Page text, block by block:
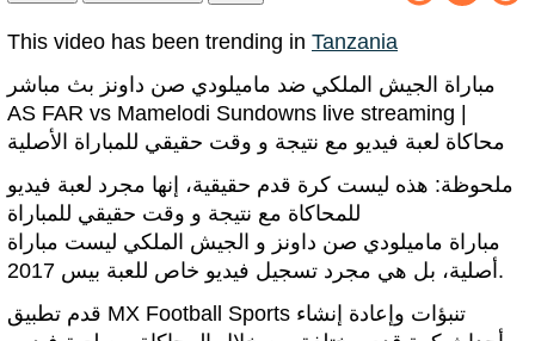
This video has been trending in Tanzania
مباراة الجيش الملكي ضد ماميلودي صن داونز بث مباشر
AS FAR vs Mamelodi Sundowns live streaming |
محاكاة لعبة فيديو مع نتيجة و وقت حقيقي للمباراة الأصلية
ملحوظة: هذه ليست كرة قدم حقيقية، إنها مجرد لعبة فيديو
للمحاكاة مع نتيجة و وقت حقيقي للمباراة
مباراة ماميلودي صن داونز و الجيش الملكي ليست مباراة
أصلية، بل هي مجرد تسجيل فيديو خاص للعبة بيس 2017.
قدم تطبيق MX Football Sports تنبؤات وإعادة إنشاء